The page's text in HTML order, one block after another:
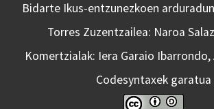
Bidarte Ikus-entzunezkoen
Torres Zuzentzailea: Naroa
Komertzialak: Iera Garaio
Codesyntaxek garatua